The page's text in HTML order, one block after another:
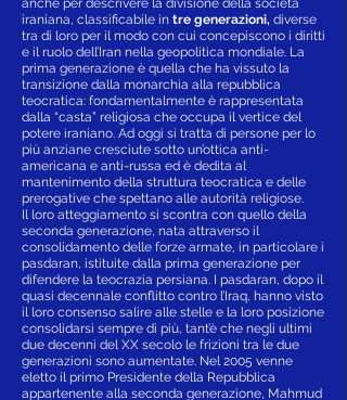
iraniana, classificabile in tre generazioni, diverse
tra di loro per il modo con cui concepiscono i diritti
e il ruolo dell’Iran nella geopolitica mondiale. La
prima generazione è quella che ha vissuto la
transizione dalla monarchia alla repubblica
teocratica: fondamentalmente è rappresentata
dalla “casta” religiosa che occupa il vertice del
potere iraniano. Ad oggi si tratta di persone per lo
più anziane cresciute sotto un’ottica anti-
americana e anti-russa ed è dedita al
mantenimento della struttura teocratica e delle
prerogative che spettano alle autorità religiose.
Il loro atteggiamento si scontra con quello della
seconda generazione, nata attraverso il
consolidamento delle forze armate, in particolare i
pasdaran, istituite dalla prima generazione per
difendere la teocrazia persiana. I pasdaran, dopo il
quasi decennale conflitto contro l’Iraq, hanno visto
il loro consenso salire alle stelle e la loro posizione
consolidarsi sempre di più, tant’è che negli ultimi
due decenni del XX secolo le frizioni tra le due
generazioni sono aumentate. Nel 2005 venne
eletto il primo Presidente della Repubblica
appartenente alla seconda generazione, Mahmud